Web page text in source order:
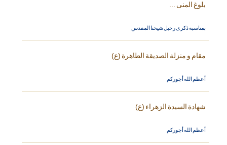
بلوغ المنى ...
بمناسبة ذكرى رحيل شيخنا المقدس
مقام و منزلة الصديقة الطاهرة (ع)
أعظم الله أجوركم
شهادة السيدة الزهراء (ع)
أعظم الله أجوركم